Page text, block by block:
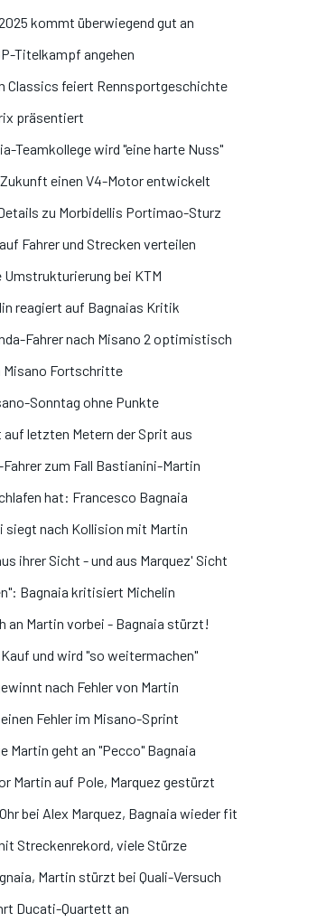
kommt überwiegend gut an
Titelkampf angehen
feiert Rennsportgeschichte
präsentiert
Teamkollege wird "eine harte Nuss"
einen V4-Motor entwickelt
zu Morbidellis Portimao-Sturz
Fahrer und Strecken verteilen
Umstrukturierung bei KTM
reagiert auf Bagnaias Kritik
Fahrer nach Misano 2 optimistisch
Misano Fortschritte
Sonntag ohne Punkte
letzten Metern der Sprit aus
zum Fall Bastianini-Martin
hat: Francesco Bagnaia
nach Kollision mit Martin
ihrer Sicht - und aus Marquez' Sicht
Bagnaia kritisiert Michelin
an Martin vorbei - Bagnaia stürzt!
und wird "so weitermachen"
nach Fehler von Martin
Fehler im Misano-Sprint
Martin geht an "Pecco" Bagnaia
Martin auf Pole, Marquez gestürzt
bei Alex Marquez, Bagnaia wieder fit
Streckenrekord, viele Stürze
Martin stürzt bei Quali-Versuch
Ducati-Quartett an